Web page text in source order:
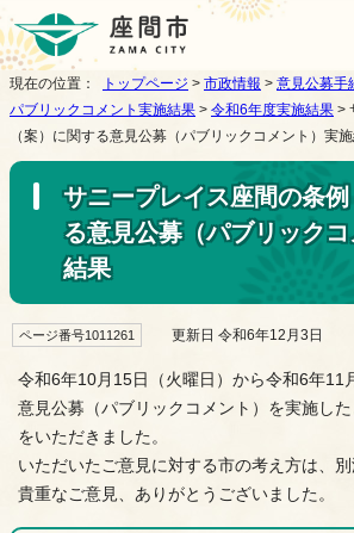
現在の位置： トップページ > 市政情報 > 意見公募手
パブリックコメント実施結果 > 令和6年度実施結果 >
（案）に関する意見公募（パブリックコメント）実
サニープレイス座間の条
る意見公募（パブリック
結果
ページ番号1011261 更新日 令和6年12月3日
令和6年10月15日（火曜日）から令和6年11
意見公募（パブリックコメント）を実施し
をいただきました。
いただいたご意見に対する市の考え方は、別
貴重なご意見、ありがとうございました。